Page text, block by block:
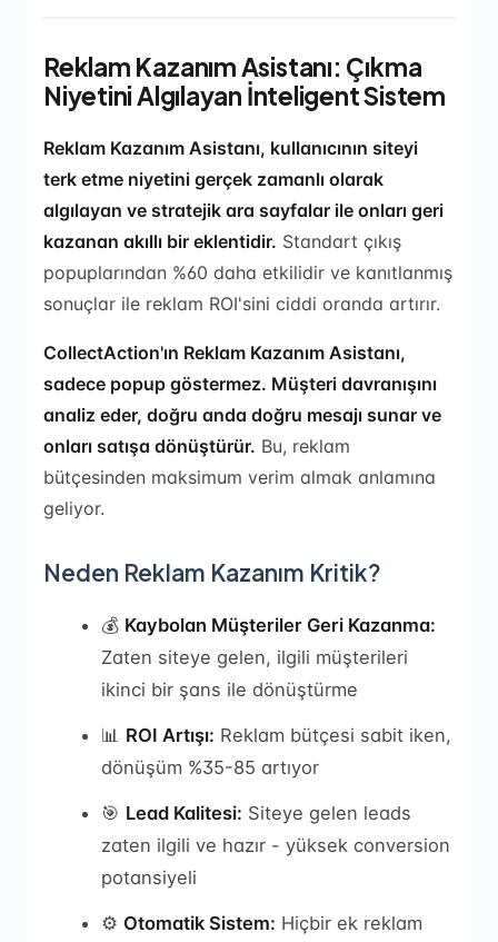
Reklam Kazanım Asistanı: Çıkma
Niyetini Algılayan İnteligent Sistem
Reklam Kazanım Asistanı, kullanıcının siteyi
terk etme niyetini gerçek zamanlı olarak
algılayan ve stratejik ara sayfalar ile onları geri
kazanan akıllı bir eklentidir. Standart çıkış
popuplarından %60 daha etkilidir ve kanıtlanmış
sonuçlar ile reklam ROI'sini ciddi oranda artırır.
CollectAction'ın Reklam Kazanım Asistanı,
sadece popup göstermez. Müşteri davranışını
analiz eder, doğru anda doğru mesajı sunar ve
onları satışa dönüştürür. Bu, reklam
bütçesinden maksimum verim almak anlamına
geliyor.
Neden Reklam Kazanım Kritik?
💰 Kaybolan Müşteriler Geri Kazanma:
Zaten siteye gelen, ilgili müşterileri
ikinci bir şans ile dönüştürme
📊 ROI Artışı: Reklam bütçesi sabit iken,
dönüşüm %35-85 artıyor
🎯 Lead Kalitesi: Siteye gelen leads
zaten ilgili ve hazır - yüksek conversion
potansiyeli
⚙️ Otomatik Sistem: Hiçbir ek reklam